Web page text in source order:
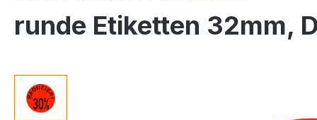
runde Etiketten 32mm,